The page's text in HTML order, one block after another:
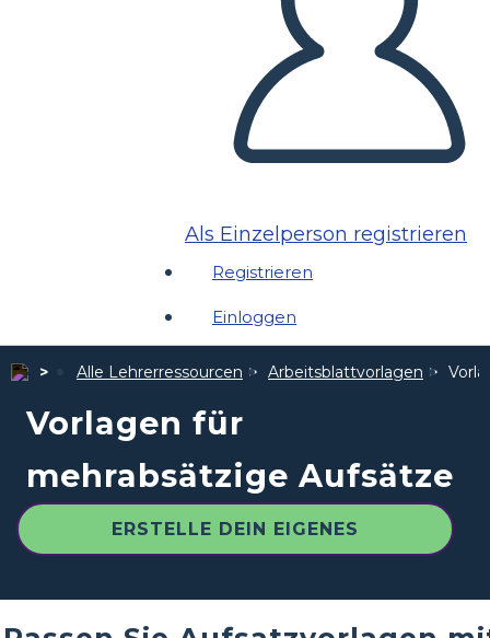
Als Einzelperson registrieren
Registrieren
Einloggen
Alle Lehrerressourcen Arbeitsblattvorlagen
Vorlagen für
mehrabsätzige Aufsätze
ERSTELLE DEIN EIGENES